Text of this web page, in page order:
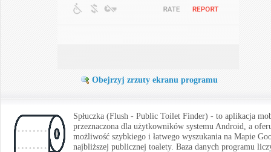
Obejrzyj zrzuty ekranu programu
Spłuczka (Flush - Public Toilet Finder) - to aplikacja
przeznaczona dla użytkowników systemu Android, a
możliwość szybkiego i łatwego wyszukania na Mapie
najbliższej publicznej toalety. Baza danych programu